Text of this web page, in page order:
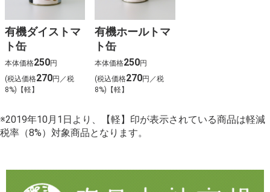
有機ダイストマ
ト缶
本体価格250円
(税込価格270円／税
8%)【軽】
有機ホールトマ
ト缶
本体価格250円
(税込価格270円／税
8%)【軽】
※2019年10月1日より、【軽】印が表示されている商品は軽減
税率（8%）対象商品となります。